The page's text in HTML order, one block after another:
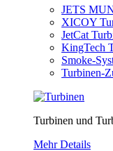
JETS
XICOY
JetCat
KingTech
Smoke-
Turbinen-
Turbinen und
Mehr Details